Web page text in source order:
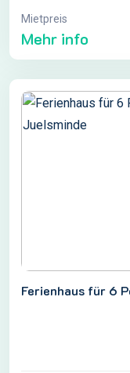
Mietpreis
Mehr info
Ferienhaus für 6